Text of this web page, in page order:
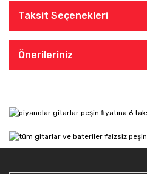
Taksit Seçenekleri
Önerileriniz